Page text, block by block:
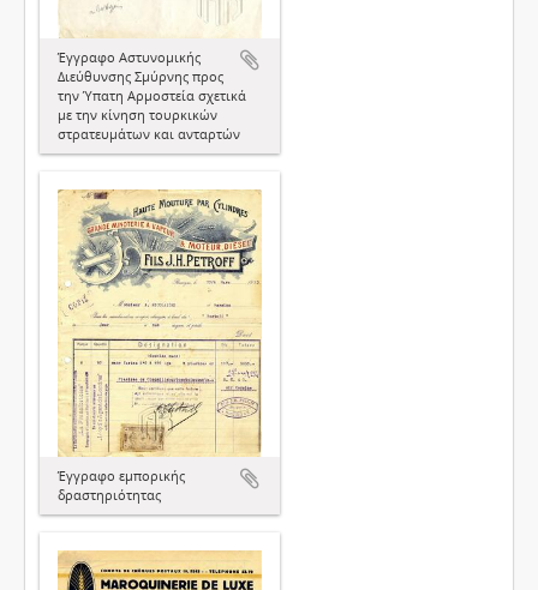
Έγγραφο Αστυνομικής
Διεύθυνσης Σμύρνης προς
την Ύπατη Αρμοστεία σχετικά
με την κίνηση τουρκικών
στρατευμάτων και ανταρτών
Έγγραφο εμπορικής
δραστηριότητας